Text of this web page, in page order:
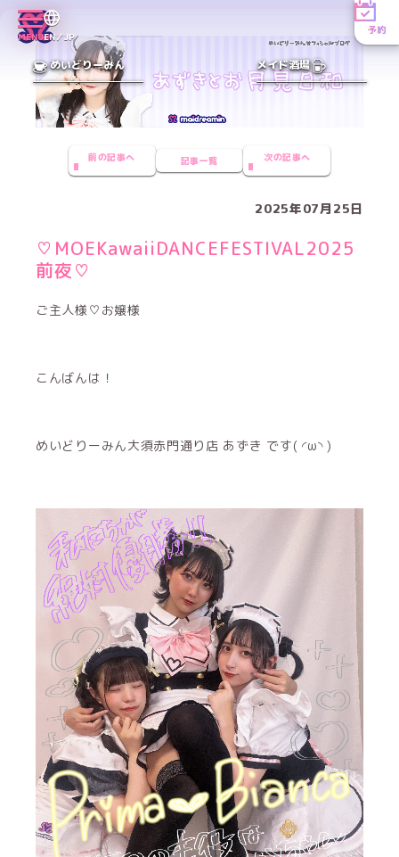
MENUEN／JP
予約
めいどりーみん メイド酒場
前の記事へ 記事一覧 次の記事へ
2025年07月25日
♡MOEKawaiiDANCEFESTIVAL2025
前夜♡
ご主人様♡お嬢様
こんばんは！
めいどりーみん大須赤門通り店 あずき です( ◜ω◝ )